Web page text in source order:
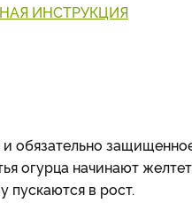
ИНСТРУКЦИЯ
огурца начинают
пускаются в рост.